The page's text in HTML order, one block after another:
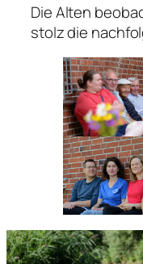
Die Alten
stolz die